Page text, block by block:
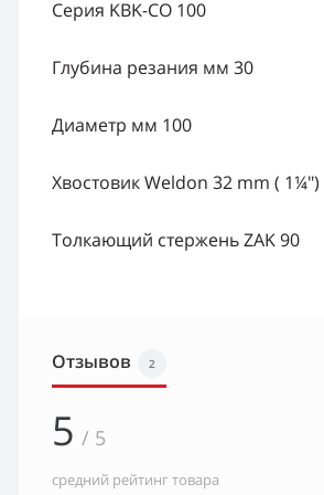
Серия KBK-CO 100
Глубина резания мм 30
Диаметр мм 100
Хвостовик Weldon 32 mm ( 1¼")
Толкающий стержень ZAK 90
Отзывов 2
5 / 5
средний рейтинг товара